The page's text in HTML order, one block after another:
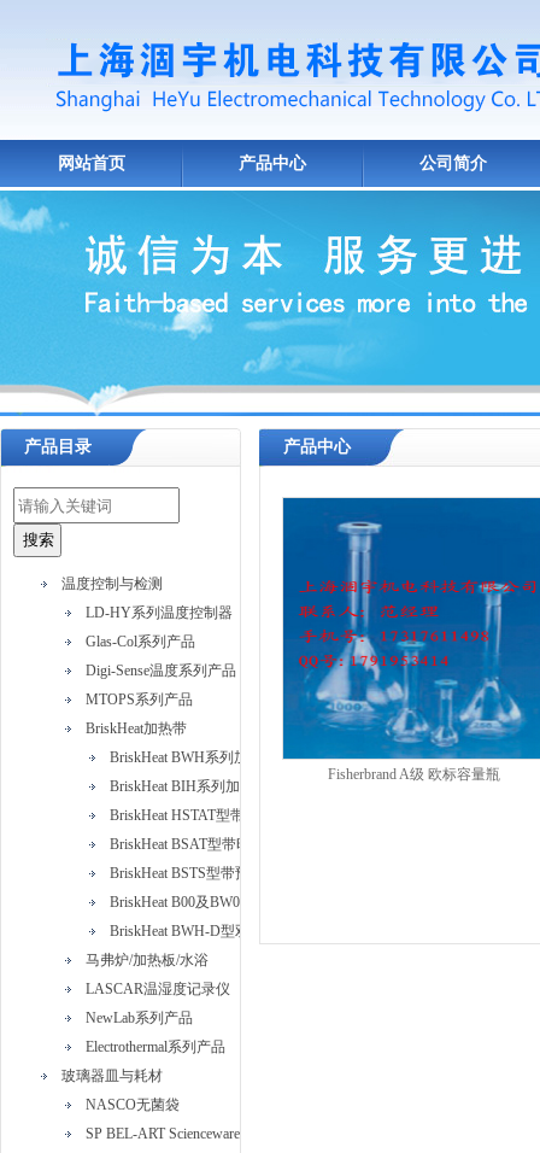
网站首页 产品中心 公司简介
产品目录
温度控制与检测
LD-HY系列温度控制器
Glas-Col系列产品
Digi-Sense温度系列产品
MTOPS系列产品
BriskHeat加热带
BriskHeat BWH系列加热带
BriskHeat BIH系列加热带
BriskHeat BSTS型带预设恒温器硅橡胶加热带
BriskHeat B00及BW0型标准绝缘加热带
BriskHeat BWH-D型双加热元件加热带
马弗炉/加热板/水浴
LASCAR温湿度记录仪
NewLab系列产品
Electrothermal系列产品
玻璃器皿与耗材
NASCO无菌袋
SP BEL-ART Scienceware
产品中心
Fisherbrand A级 欧标容量瓶